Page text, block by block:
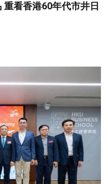
看香港60年代市井日